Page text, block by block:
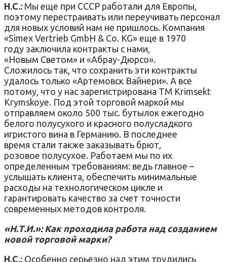
Н.С.: Мы еще при СССР работали для Европы,
поэтому перестраивать или переучивать персонал
для новых условий нам не пришлось. Компания
«Simex Vertrieb GmbH & Co. KG» еще в 1970
году заключила контракты с нами,
«Новым Светом» и «Абрау-Дюрсо».
Сложилось так, что сохранить эти контракты
удалось только «Артемовск Вайнери». А все
потому, что у нас зарегистрирована ТМ Krimsekt
Krymskoye. Под этой торговой маркой мы
отправляем около 500 тыс. бутылок ежегодно
белого полусухого и красного полусладкого
игристого вина в Германию. В последнее
время стали также заказывать брют,
розовое полусухое. Работаем мы по их
определенным требованиям: ведь главное –
услышать клиента, обеспечить минимальные
расходы на технологическом цикле и
гарантировать качество за счет точности
современных методов контроля.
«Н.Т.И.»: Как проходила работа над созданием
новой торговой марки?
Н.С.: Особенно серьезно над этим трудились